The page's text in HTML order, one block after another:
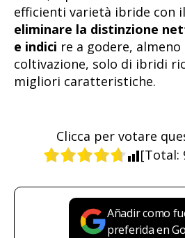
efficienti varietà ibride con
eliminare la distinzione
e indici re a godere,
coltivazione, solo di ibridi
migliori caratteristiche.
Clicca per votare
[Total:
Añadir como
preferida en